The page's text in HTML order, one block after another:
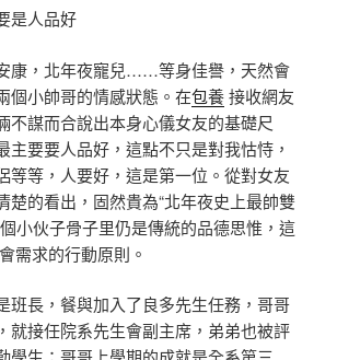
是人品好
康，北年夜寵兒……等身佳譽，天然會
個小帥哥的情感狀態。在包養接收網友
不謀而合說出本身心儀女友的基礎尺
主要要人品好，這點不只是對我怙恃，
等等，人要好，這是第一位。從對女友
楚的看出，固然貴為“北年夜史上最帥雙
小伙子骨子里仍是傳統的品德思惟，這
需求的行動原則。
班長，餐與加入了良多先生任務，哥哥
就接任院系先生會副主席，弟弟也被評